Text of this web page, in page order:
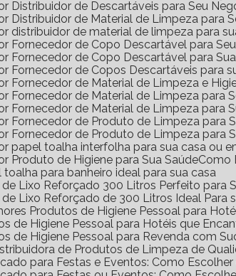
Distribuidor de Descartáveis para Seu
Distribuidor de Material de Limpeza para
distribuidor de material de limpeza para
Fornecedor de Copo Descartável para
Fornecedor de Copo Descartável para
Fornecedor de Copos Descartáveis para
Fornecedor de Material de Limpeza e
Fornecedor de Material de Limpeza para
Fornecedor de Material de Limpeza para
Fornecedor de Produto de Limpeza para
Fornecedor de Produto de Limpeza para
papel toalha interfolha para sua casa ou
Produto de Higiene para Sua Saúde
toalha para banheiro ideal para sua casa
de Lixo Reforçado 300 Litros Perfeito para
de Lixo Reforçado de 300 Litros Ideal Para
Produtos de Higiene Pessoal para
de Higiene Pessoal para Hotéis que
de Higiene Pessoal para Revenda com
de Produtos de Limpeza de
para Festas e Eventos: Como